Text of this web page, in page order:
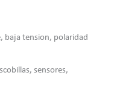
baja tension, polaridad
sensores,